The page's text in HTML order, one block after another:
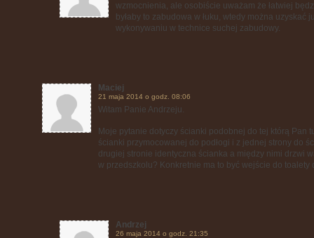
wzmocnienia, ale osobiście uważam że łatwiej
byłaby to zabudowa w łuku, wtedy można
wykonywaniu w technice suchej zabudowy.
Maciej
21 maja 2014 o godz. 08:06
Witam Panie Andrzeju.
Moje pytanie dotyczy ścianki podobnej do tej którą Pan
ścianki przymocowanej do podłogi i z jednej strony do
drugiej stronie identyczna ścianka a między nimi drzwi
w przedszkolu? Konkretnie ma to być wejście do toalety
Andrzej
26 maja 2014 o godz. 21:35